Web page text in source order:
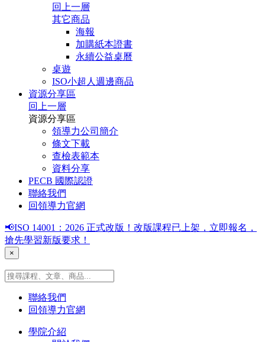
回上一層
其它商品
海報
加購紙本證書
永續公益桌曆
桌遊
ISO小超人週邊商品
資源分享區
回上一層
資源分享區
領導力公司簡介
條文下載
查檢表範本
資料分享
PECB 國際認證
聯絡我們
回領導力官網
📢ISO 14001：2026 正式改版！改版課程已上架，立即報名，
搶先學習新版要求！
×
聯絡我們
回領導力官網
學院介紹